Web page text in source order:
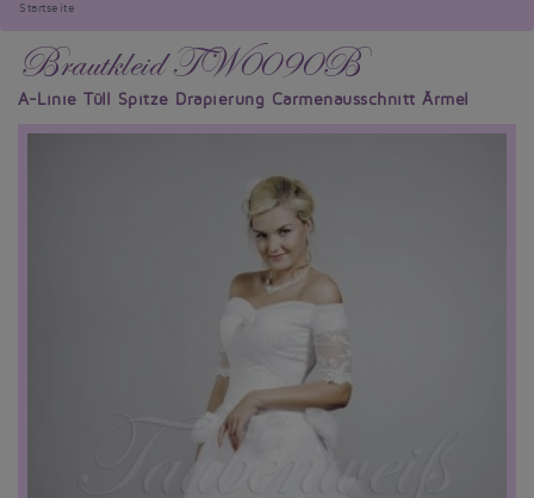
Startseite
Brautkleid TW0090B
A-Linie Tüll Spitze Drapierung Carmenausschnitt Ärmel